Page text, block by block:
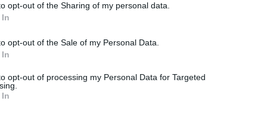
opt-out of the Sharing of my personal data.
opt-out of the Sale of my Personal Data.
opt-out of processing my Personal Data for Targeted
smartphones επιστρέφουν στους Kirin
επεξεργαστές”
Το 1 ε τί σημαίνει;